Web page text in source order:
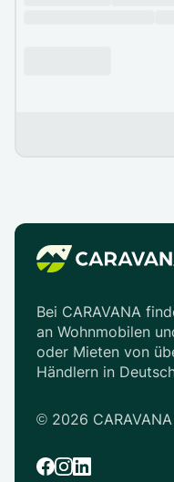
Bei CARAVANA
an Wohnmobilen
oder Mieten von
Händlern in
© 2026 CARAVANA